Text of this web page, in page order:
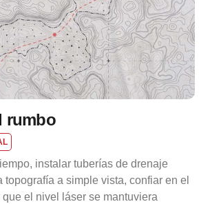
rumbo
instalar tuberías de drenaje
a simple vista, confiar en el
el nivel láser se mantuviera